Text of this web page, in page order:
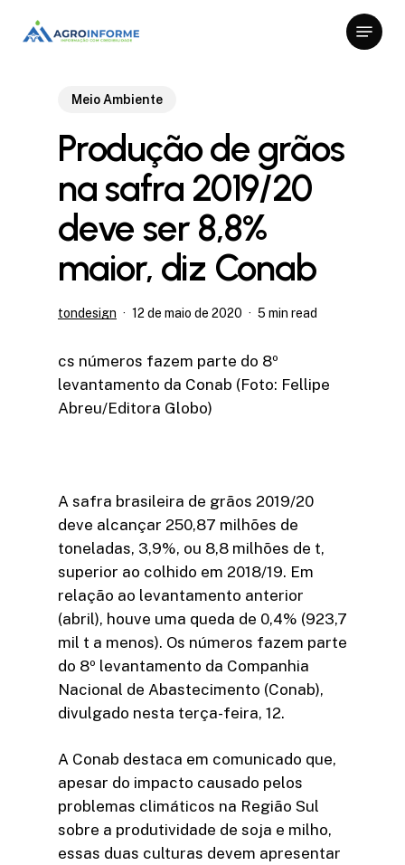
Menu
Meio Ambiente
Produção de grãos
na safra 2019/20
deve ser 8,8%
maior, diz Conab
tondesign 12 de maio de 2020 5 min read
cs números fazem parte do 8º
levantamento da Conab (Foto: Fellipe
Abreu/Editora Globo)
A safra brasileira de grãos 2019/20
deve alcançar 250,87 milhões de
toneladas, 3,9%, ou 8,8 milhões de t,
superior ao colhido em 2018/19. Em
relação ao levantamento anterior
(abril), houve uma queda de 0,4% (923,7
mil t a menos). Os números fazem parte
do 8º levantamento da Companhia
Nacional de Abastecimento (Conab),
divulgado nesta terça-feira, 12.
A Conab destaca em comunicado que,
apesar do impacto causado pelos
problemas climáticos na Região Sul
sobre a produtividade de soja e milho,
essas duas culturas devem apresentar